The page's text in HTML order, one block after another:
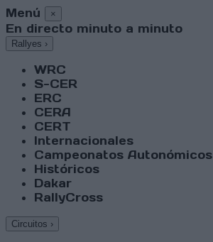
Menú ×
En directo minuto a minuto
Rallyes ›
WRC
S-CER
ERC
CERA
CERT
Internacionales
Campeonatos Autonómicos
Históricos
Dakar
RallyCross
Circuitos ›